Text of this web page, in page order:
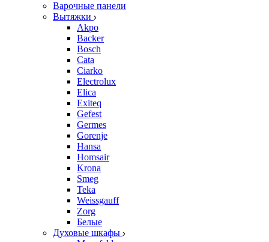
Варочные панели
Вытяжки
Akpo
Backer
Bosch
Cata
Ciarko
Electrolux
Elica
Exiteq
Gefest
Germes
Gorenje
Hansa
Homsair
Krona
Smeg
Teka
Weissgauff
Zorg
Белые
Духовые шкафы